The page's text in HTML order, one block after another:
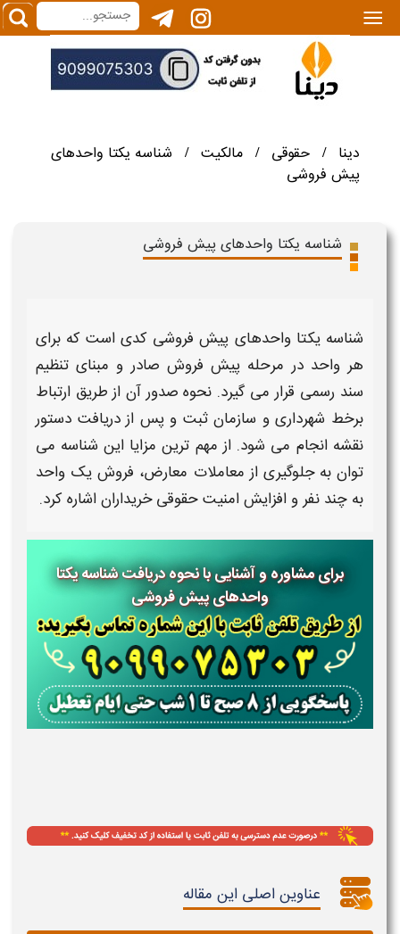
|||
دینا / حقوقی / مالکیت /
شناسه یکتا واحدهای
پیش فروشی
شناسه یکتا واحدهای پیش فروشی
شناسه یکتا واحدهای پیش فروشی کدی است که برای
هر واحد در مرحله پیش فروش صادر و مبنای تنظیم
سند رسمی قرار می گیرد. نحوه صدورآن از طریق ارتباط
برخط شهرداری و سازمان ثبت و پس از دریافت دستور
نقشه انجام می شود. از مهم ترین مزایا این شناسه می
توان به جلوگیری از معاملات معارض، فروش یک واحد
به چند نفر و افزایش امنیت حقوقی خریداران اشاره کرد.
برای مشاوره و آشنایی با نحوه دریافت شناسه یکتا
واحدهای پیش فروشی
عناوین اصلی این مقاله